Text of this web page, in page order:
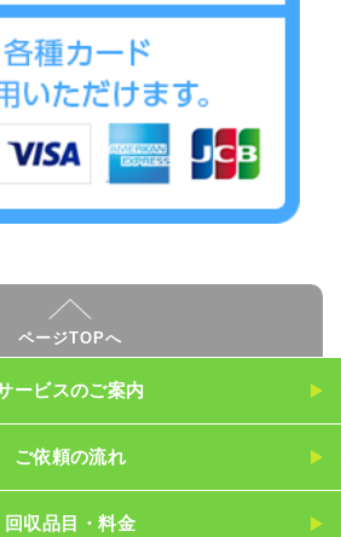
ページTOPへ
ービスのご案内
ご依頼の流れ
回収品目・料金